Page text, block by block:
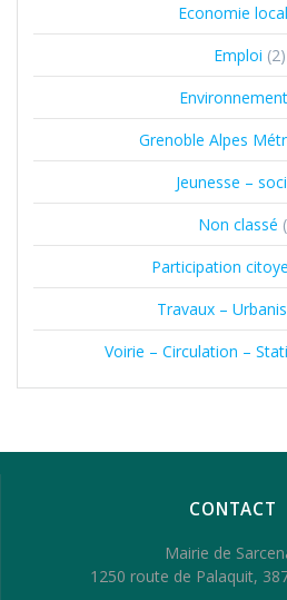
Economie
Emploi (2)
Environnement
Grenoble Alpes
Jeunesse –
Non classé
Participation
Travaux –
Voirie – Circulation –
CONTACT
Mairie de
1250 route de Palaquit,